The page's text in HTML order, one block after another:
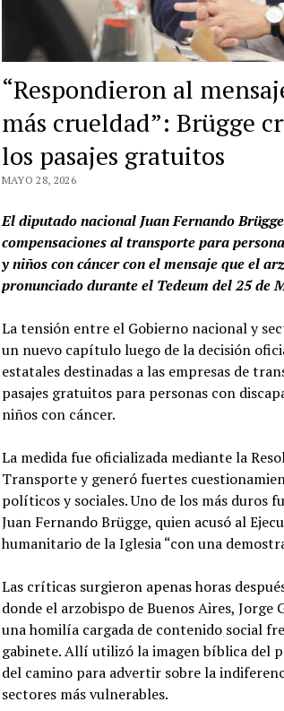
“Respondieron al
más crueldad”: Brügge
los pasajes gratuitos
MAYO 28, 2026
El diputado nacional Juan Fernando Brügge
compensaciones al transporte para
y niños con cáncer con el mensaje que el
pronunciado durante el Tedeum del 25 de
La tensión entre el Gobierno nacional y
un nuevo capítulo luego de la decisión
estatales destinadas a las empresas de
pasajes gratuitos para personas con
niños con cáncer.
La medida fue oficializada mediante la
Transporte y generó fuertes
políticos y sociales. Uno de los más duros
Juan Fernando Brügge, quien acusó al
humanitario de la Iglesia “con una
Las críticas surgieron apenas horas
donde el arzobispo de Buenos Aires,
una homilía cargada de contenido social
gabinete. Allí utilizó la imagen bíblica del
del camino para advertir sobre la
sectores más vulnerables.